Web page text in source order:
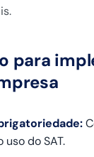
para
do SAT.